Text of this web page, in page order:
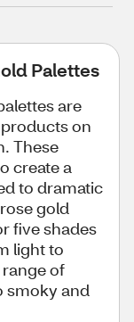
Palettes
are
on
These
create a
to dramatic
gold
five shades
light to
of
smoky and